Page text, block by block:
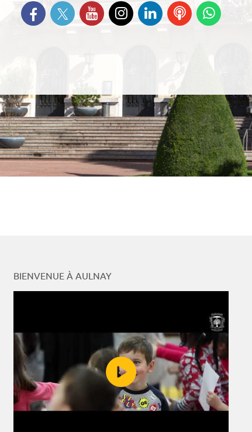
Retrouvez-nous sur Facebook
Suivez-nous sur Twitter
Suivez-nous sur YouTube
Suivez-nous sur
Instagram
Retrouvez-nous
sur Linkedin
Ecoutez
nos
BIENVENUE À AULNAY